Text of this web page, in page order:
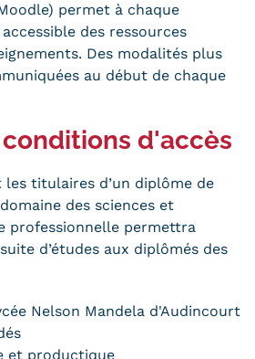
de financement
un alternant ?
au Cnam
partenaires
permet à chaque
des ressources
Des modalités plus
au début de chaque
d'accès
les titulaires d’un diplôme de
des sciences et
professionnelle permettra
d’études aux diplômés des
Nelson Mandela d'Audincourt
et productique